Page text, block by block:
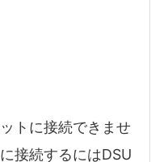
トに接続できませ
接続するにはDSU